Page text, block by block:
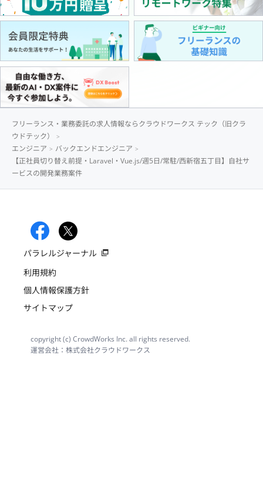
フリーランス・業務委託の求人情報ならクラウドワークス テック（旧クラ
ウドテック）
エンジニア
バックエンドエンジニア
【正社員切り替え前提・Laravel・Vue.js/週5日/常駐/西新宿五丁目】自社サ
ービスの開発業務案件
パラレルジャーナル
利用規約
個人情報保護方針
サイトマップ
copyright (c) CrowdWorks Inc. all rights reserved.
運営会社：株式会社クラウドワークス